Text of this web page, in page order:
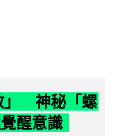
」 神秘「螺
醒意識